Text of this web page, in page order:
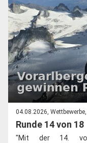
04.08.2026,
Runde 14 von 18
"Mit der 14.